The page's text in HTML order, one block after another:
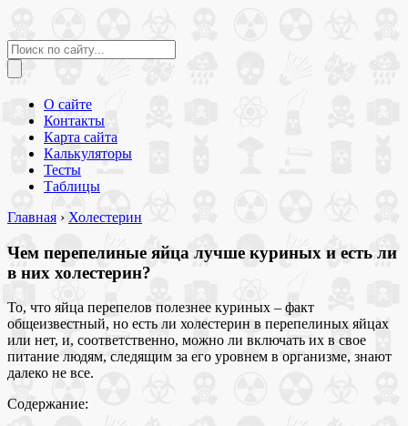
О сайте
Контакты
Карта сайта
Калькуляторы
Тесты
Таблицы
Главная › Холестерин
Чем перепелиные яйца лучше куриных и есть ли
в них холестерин?
То, что яйца перепелов полезнее куриных – факт
общеизвестный, но есть ли холестерин в перепелиных яйцах
или нет, и, соответственно, можно ли включать их в свое
питание людям, следящим за его уровнем в организме, знают
далеко не все.
Содержание: